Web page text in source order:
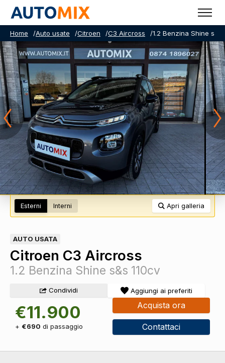
Home /Auto usate /Citroen /C3 Aircross /1.2 Benzina Shine s&s
Esterni Interni Apri galleria
AUTO USATA
Citroen C3 Aircross
1.2 Benzina Shine s&s 110cv
Condividi Aggiungi ai preferiti
€11.900
+ €690 di passaggio
Acquista ora
Contattaci